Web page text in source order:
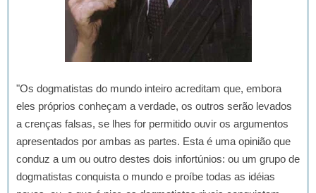
"Os dogmatistas do mundo inteiro acreditam que, embora
eles próprios conheçam a verdade, os outros serão levados
a crenças falsas, se lhes for permitido ouvir os argumentos
apresentados por ambas as partes. Esta é uma opinião que
conduz a um ou outro destes dois infortúnios: ou um grupo de
dogmatistas conquista o mundo e proíbe todas as idéias